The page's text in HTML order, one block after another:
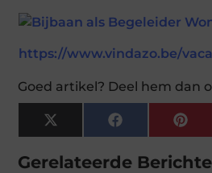
https://www.vindazo.be/
Goed artikel? Deel hem dan
X
(Twitter)
Facebook
Gerelateerde